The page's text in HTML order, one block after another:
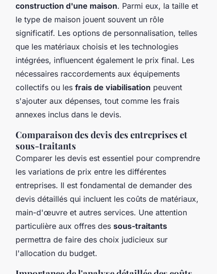
construction d'une maison. Parmi eux, la taille et
le type de maison jouent souvent un rôle
significatif. Les options de personnalisation, telles
que les matériaux choisis et les technologies
intégrées, influencent également le prix final. Les
nécessaires raccordements aux équipements
collectifs ou les frais de viabilisation peuvent
s'ajouter aux dépenses, tout comme les frais
annexes inclus dans le devis.
Comparaison des devis des entreprises et
sous-traitants
Comparer les devis est essentiel pour comprendre
les variations de prix entre les différentes
entreprises. Il est fondamental de demander des
devis détaillés qui incluent les coûts de matériaux,
main-d'œuvre et autres services. Une attention
particulière aux offres des sous-traitants
permettra de faire des choix judicieux sur
l'allocation du budget.